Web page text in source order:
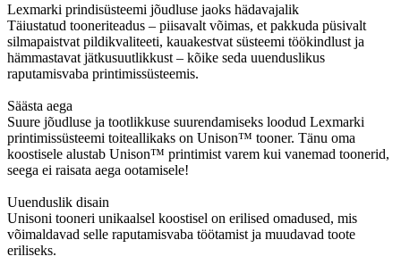
Lexmarki prindisüsteemi jõudluse jaoks hädavajalik
Täiustatud tooneriteadus – piisavalt võimas, et pakkuda püsivalt
silmapaistvat pildikvaliteeti, kauakestvat süsteemi töökindlust ja
hämmastavat jätkusuutlikkust – kõike seda uuenduslikus
raputamisvaba printimissüsteemis.
Säästa aega
Suure jõudluse ja tootlikkuse suurendamiseks loodud Lexmarki
printimissüsteemi toiteallikaks on Unison™ tooner. Tänu oma
koostisele alustab Unison™ printimist varem kui vanemad toonerid,
seega ei raisata aega ootamisele!
Uuenduslik disain
Unisoni tooneri unikaalsel koostisel on erilised omadused, mis
võimaldavad selle raputamisvaba töötamist ja muudavad toote
eriliseks.